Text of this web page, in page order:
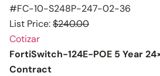
#FC-10-S248P-247-02-36
List Price:$240.00
Cotizar
FortiSwitch-124E-POE 5 Year
Contract